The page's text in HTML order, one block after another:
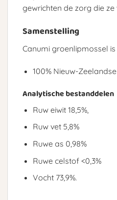
gewrichten de zorg die ze
Samenstelling
Canumi groenlipmossel
100% Nieuw-
Analytische bestanddelen
Ruw eiwit 18,5%,
Ruw vet 5,8%
Ruwe as 0,98%
Ruwe celstof <0,3%
Vocht 73,9%.